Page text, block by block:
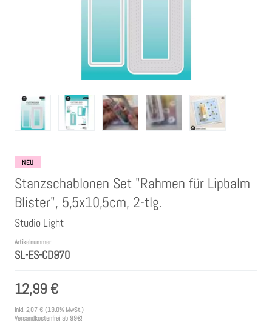
Embossing Pulver WOW
Kartendeko Embellishments
Präge-, Universal- Maskierschablonen
Papiere
Bänder & Garn
NEU
Stanzschablonen Set "Rahmen für Lipbalm
Blister", 5,5x10,5cm, 2-tlg.
Studio Light
Artikelnummer
SL-ES-CD970
12,99 €
inkl. 2,07 € (19.0% MwSt.)
Versandkostenfrei ab 99€!